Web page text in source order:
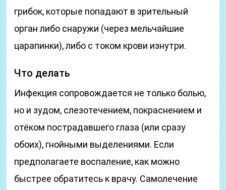
грибок, которые попадают в зрительный
орган либо снаружи (через мельчайшие
царапинки), либо с током крови изнутри.
Что делать
Инфекция сопровождается не только болью,
но и зудом, слезотечением, покраснением и
отёком пострадавшего глаза (или сразу
обоих), гнойными выделениями. Если
предполагаете воспаление, как можно
быстрее обратитесь к врачу. Самолечение